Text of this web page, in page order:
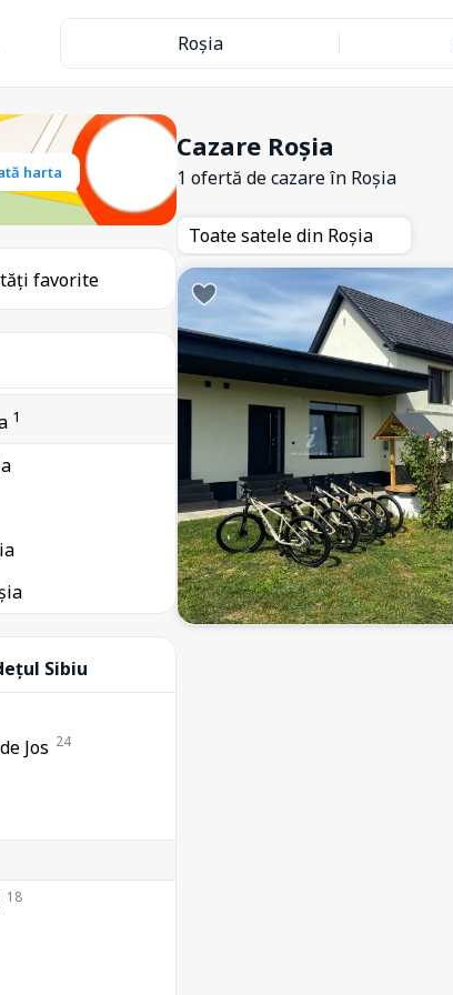
Roșia
harta
favorite
1
Sibiu
1
21
30
Jos 24
18
Cazare Roșia
1 ofertă de cazareîn Roșia
Toate satele din Roșia